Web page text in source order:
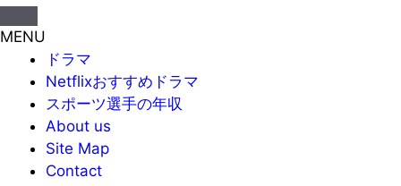
MENU
ドラマ
Netflixおすすめドラマ
スポーツ選手の年収
About us
Site Map
Contact